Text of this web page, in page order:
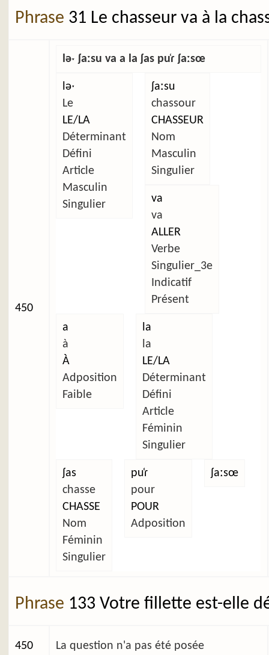
Phrase 31 Le chasseur va à la
450
ləˑ ʃaːsu va a la ʃas pu̜ɾ ʃaːsœ
ləˑ
Le
LE/LA
Déterminant
Défini
Article
Masculin
Singulier
ʃaːsu
chassour
CHASSEUR
Nom
Masculin
Singulier
va
va
ALLER
Verbe
Singulier_3e
Indicatif
Présent
a
à
À
Adposition
Faible
la
la
LE/LA
Déterminant
Défini
Article
Féminin
Singulier
ʃas
chasse
CHASSE
Nom
Féminin
Singulier
pu̜ɾ
pour
POUR
Adposition
ʃaːsœ
Phrase 133 Votre fillette est-elle
450 La question n'a pas été posée